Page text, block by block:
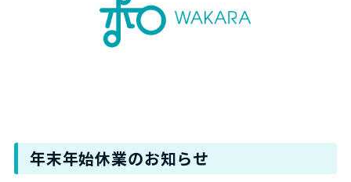
年末年始休業のお知らせ